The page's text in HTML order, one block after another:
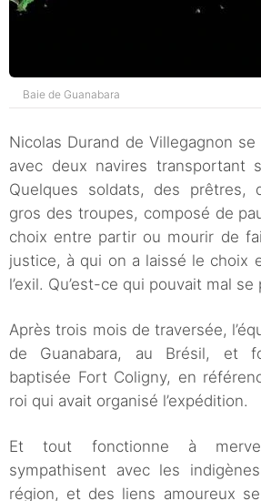
Baie de Guanabara
Nicolas Durand de Villegagnon
avec deux navires transportant
Quelques soldats, des prêtres,
gros des troupes, composé de
choix entre partir ou mourir de
justice, à qui on a laissé le choix
l’exil. Qu’est-ce qui pouvait mal se
Après trois mois de traversée,
de Guanabara, au Brésil, et
baptisée Fort Coligny, en
roi qui avait organisé l’expédition.
Et tout fonctionne à
sympathisent avec les
région, et des liens amoureux